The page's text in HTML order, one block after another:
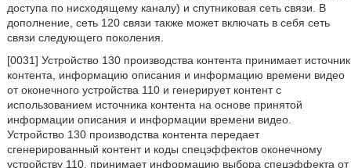
доступа по нисходящему каналу) и спутниковая сеть связи. В
дополнение, сеть 120 связи также может включать в себя сеть
связи следующего поколения.
[0031] Устройство 130 производства контента принимает источник
контента, информацию описания и информацию времени видео
от оконечного устройства 110 и генерирует контент с
использованием источника контента на основе принятой
информации описания и информации времени видео.
Устройство 130 производства контента передает
сгенерированный контент и коды спецэффектов оконечному
устройству 110, принимает информацию выбора спецэффекта от